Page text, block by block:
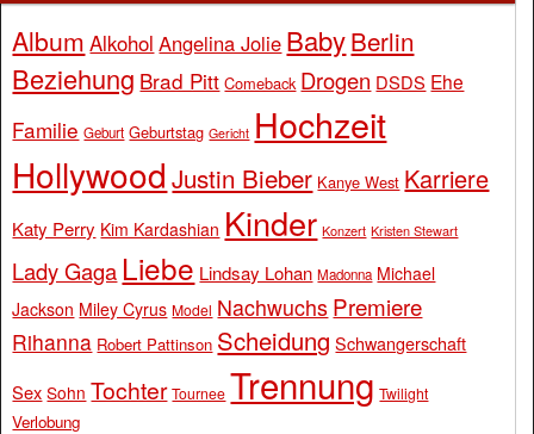
Album Alkohol Angelina Jolie BabyBerlin
Beziehung Brad Pitt Comeback Drogen DSDS Ehe
Familie Geburt Geburtstag Gericht Hochzeit
Hollywood Justin Bieber Kanye West Karriere
Katy Perry Kim Kardashian Kinder Konzert Kristen Stewart
Lady Gaga Liebe Lindsay Lohan Madonna Michael
Jackson Miley Cyrus Model Nachwuchs Premiere
Rihanna Robert Pattinson Scheidung Schwangerschaft
Sex Sohn Tochter Tournee Trennung Twilight
Verlobung